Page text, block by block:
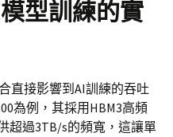
型訓練的實
直接影響到AI訓練的吞吐
為例，其採用HBM3高頻
超過3TB/s的頻寬，這讓單